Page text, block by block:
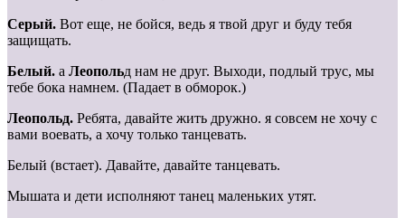
Серый. Вот еще, не бойся, ведь я твой друг и буду тебя
защищать.
Белый. а Леопольд нам не друг. Выходи, подлый трус, мы
тебе бока намнем. (Падает в обморок.)
Леопольд. Ребята, давайте жить дружно. я совсем не хочу с
вами воевать, а хочу только танцевать.
Белый (встает). Давайте, давайте танцевать.
Мышата и дети исполняют танец маленьких утят.